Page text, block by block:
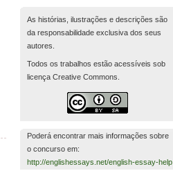
As histórias, ilustrações e descrições são
da responsabilidade exclusiva dos seus
autores.
Todos os trabalhos estão acessíveis sob
licença Creative Commons.
Poderá encontrar mais informações sobre
o concurso em:
http://englishessays.net/english-essay-help